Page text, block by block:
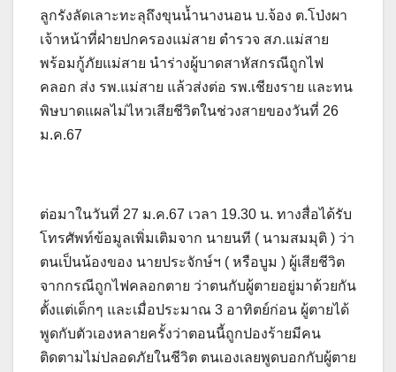
ลูกรังลัดเลาะทะลุถึงขุนน้ำนางนอน บ.จ้อง ต.โป่งผา
เจ้าหน้าที่ฝ่ายปกครองแม่สาย ตำรวจ สภ.แม่สาย
พร้อมกู้ภัยแม่สาย นำร่างผู้บาดสาหัสกรณีถูกไฟ
คลอก ส่ง รพ.แม่สาย แล้วส่งต่อ รพ.เชียงราย และทน
พิษบาดแผลไม่ไหวเสียชีวิตในช่วงสายของวันที่ 26
ม.ค.67
ต่อมาในวันที่ 27 ม.ค.67 เวลา 19.30 น. ทางสื่อได้รับ
โทรศัพท์ข้อมูลเพิ่มเติมจาก นายนที ( นามสมมุติ ) ว่า
ตนเป็นน้องของ นายประจักษ์ฯ ( หรือบูม ) ผู้เสียชีวิต
จากกรณีถูกไฟคลอกตาย ว่าตนกับผู้ตายอยู่มาด้วยกัน
ตั้งแต่เด็กๆ และเมื่อประมาณ 3 อาทิตย์ก่อน ผู้ตายได้
พูดกับตัวเองหลายครั้งว่าตอนนี้ถูกปองร้ายมีคน
ติดตามไม่ปลอดภัยในชีวิต ตนเองเลยพูดบอกกับผู้ตาย